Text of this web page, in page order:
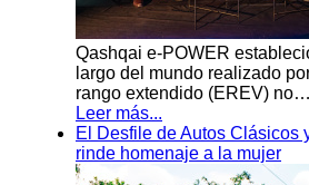
Qashqai e-POWER
largo del mundo realizado
rango extendido (EREV) no…
Leer más...
El Desfile de Autos Clásicos
rinde homenaje a la mujer